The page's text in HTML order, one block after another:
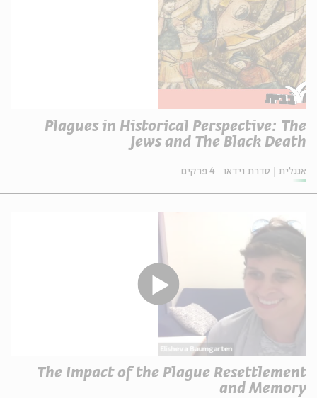
Plagues in Historical Perspective: The
Jews and The Black Death
אנגלית סדרת וידאו 4 פרקים
The Impact of the Plague Resettlement
and Memory